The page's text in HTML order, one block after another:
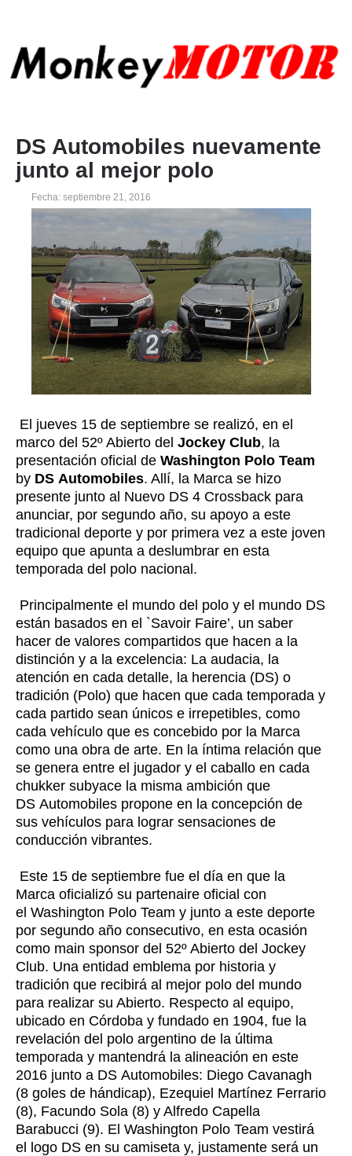
DS Automobiles nuevamente
junto al mejor polo
Fecha: septiembre 21, 2016
El jueves 15 de septiembre se realizó, en el
marco del 52º Abierto del Jockey Club, la
presentación oficial de Washington Polo Team
by DS Automobiles. Allí, la Marca se hizo
presente junto al Nuevo DS 4 Crossback para
anunciar, por segundo año, su apoyo a este
tradicional deporte y por primera vez a este joven
equipo que apunta a deslumbrar en esta
temporada del polo nacional.
Principalmente el mundo del polo y el mundo DS
están basados en el `Savoir Faire’, un saber
hacer de valores compartidos que hacen a la
distinción y a la excelencia: La audacia, la
atención en cada detalle, la herencia (DS) o
tradición (Polo) que hacen que cada temporada y
cada partido sean únicos e irrepetibles, como
cada vehículo que es concebido por la Marca
como una obra de arte. En la íntima relación que
se genera entre el jugador y el caballo en cada
chukker subyace la misma ambición que
DS Automobiles propone en la concepción de
sus vehículos para lograr sensaciones de
conducción vibrantes.
Este 15 de septiembre fue el día en que la
Marca oficializó su partenaire oficial con
el Washington Polo Team y junto a este deporte
por segundo año consecutivo, en esta ocasión
como main sponsor del 52º Abierto del Jockey
Club. Una entidad emblema por historia y
tradición que recibirá al mejor polo del mundo
para realizar su Abierto. Respecto al equipo,
ubicado en Córdoba y fundado en 1904, fue la
revelación del polo argentino de la última
temporada y mantendrá la alineación en este
2016 junto a DS Automobiles: Diego Cavanagh
(8 goles de hándicap), Ezequiel Martínez Ferrario
(8), Facundo Sola (8) y Alfredo Capella
Barabucci (9). El Washington Polo Team vestirá
el logo DS en su camiseta y, justamente será un